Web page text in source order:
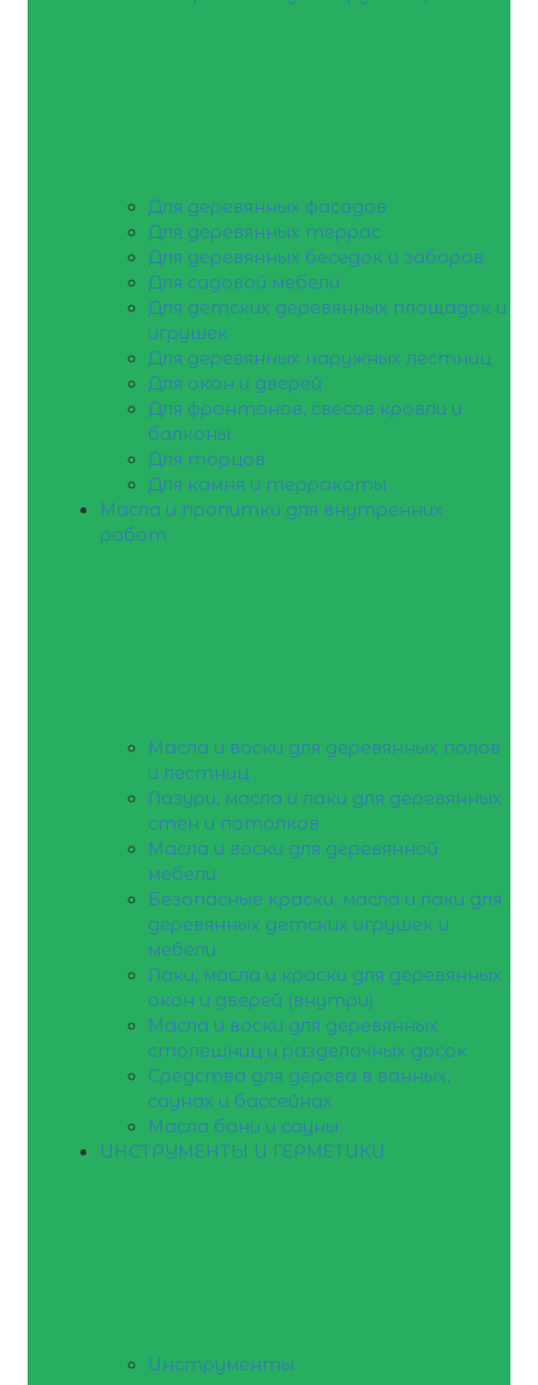
Для деревянных фасадов
Для деревянных террас
Для деревянных беседок и заборов
Для садовой мебели
Для детских деревянных площадок и
игрушек
Для деревянных наружных лестниц
Для окон и дверей
Для фронтонов, свесов кровли и
балконы
Для торцов
Для камня и терракоты
Масла и пропитки для внутренних
работ
Масла и воски для деревянных полов
и лестниц
Лазури, масла и лаки для деревянных
стен и потолков
Масла и воски для деревянной
мебели
Безопасные краски, масла и лаки для
деревянных детских игрушек и
мебели
Лаки, масла и краски для деревянных
окон и дверей (внутри)
Масла и воски для деревянных
столешниц и разделочных досок
Средства для дерева в ванных,
саунах и бассейнах
Масла бани и сауны
ИНСТРУМЕНТЫ И ГЕРМЕТИКИ
Инструменты